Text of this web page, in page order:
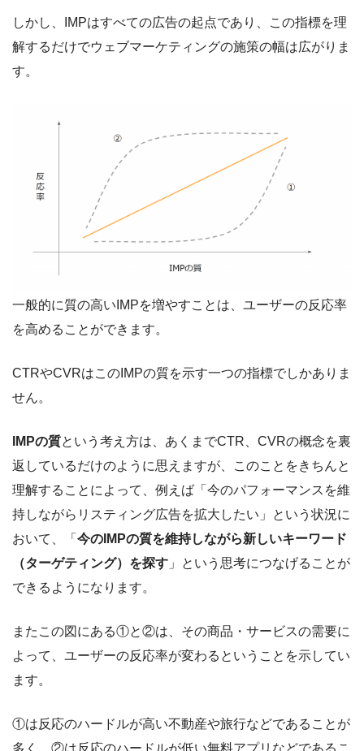
しかし、IMPはすべての広告の起点であり、この指標を理
解するだけでウェブマーケティングの施策の幅は広がりま
す。
一般的に質の高いIMPを増やすことは、ユーザーの反応率
を高めることができます。
CTRやCVRはこのIMPの質を示す一つの指標でしかありま
せん。
IMPの質という考え方は、あくまでCTR、CVRの概念を裏
返しているだけのように思えますが、このことをきちんと
理解することによって、例えば「今のパフォーマンスを維
持しながらリスティング広告を拡大したい」という状況に
おいて、「 今のIMPの質を維持しながら新しいキーワード
（ターゲティング）を探す 」という思考につなげることが
できるようになります。
またこの図にある①と②は、その商品・サービスの需要に
よって、ユーザーの反応率が変わるということを示してい
ます。
①は反応のハードルが高い不動産や旅行などであることが